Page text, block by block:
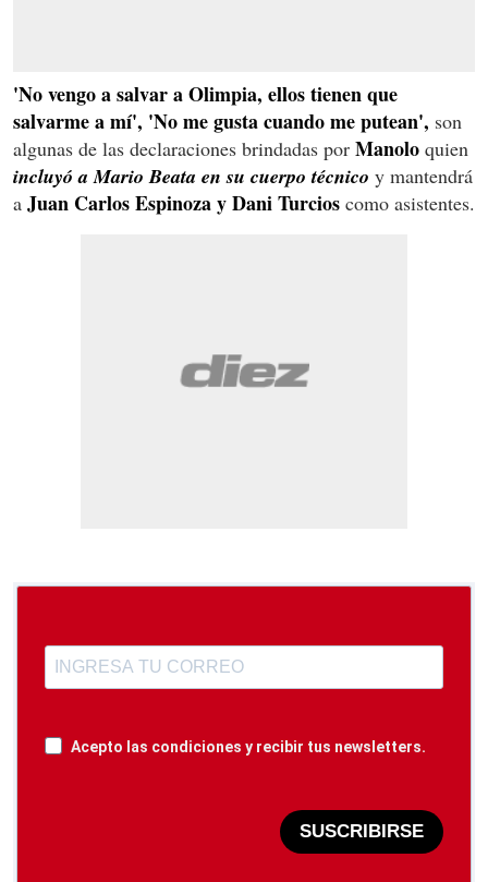
'No vengo a salvar a Olimpia, ellos tienen que
salvarme a mí', 'No me gusta cuando me putean', son
algunas de las declaraciones brindadas por Manolo quien
incluyó a Mario Beata en su cuerpo técnico y mantendrá
a Juan Carlos Espinoza y Dani Turcios como asistentes.
Acepto las condiciones y recibir tus newsletters.
SUSCRIBIRSE